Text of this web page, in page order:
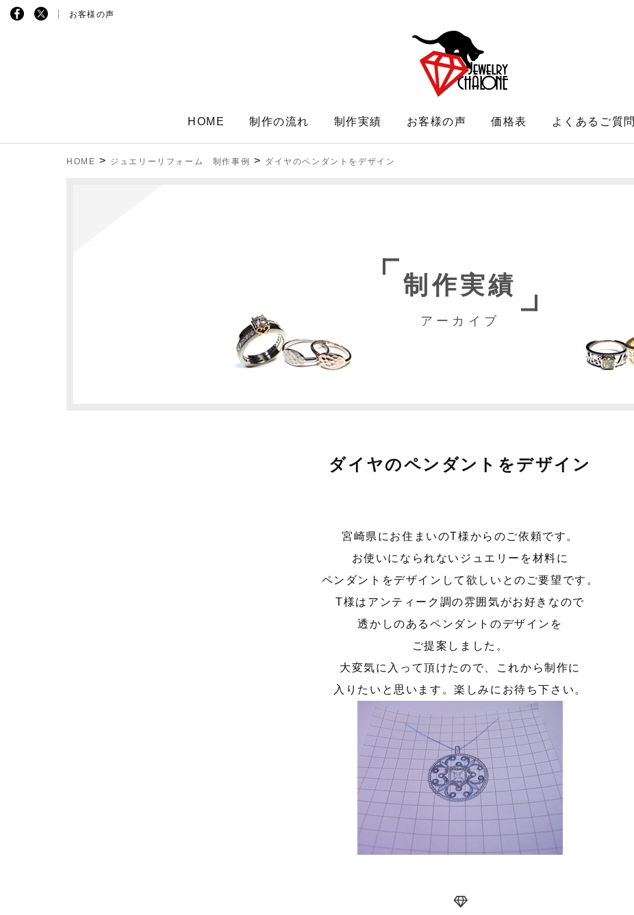
お客様の声
HOME 制作の流れ 制作実績 お客様の声 価格表 よくあるご質問
HOME > ジュエリーリフォーム 制作事例 > ダイヤのペンダントをデザイン
制作実績
アーカイブ
ダイヤのペンダントをデザイン
宮崎県にお住まいのT様からのご依頼です。
お使いになられないジュエリーを材料に
ペンダントをデザインして欲しいとのご要望です。
T様はアンティーク調の雰囲気がお好きなので
透かしのあるペンダントのデザインを
ご提案しました。
大変気に入って頂けたので、これから制作に
入りたいと思います。楽しみにお待ち下さい。